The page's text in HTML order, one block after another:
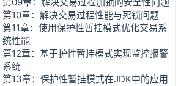
第10章：解决交易过程性能与死锁问题
第11章：使用保护性暂挂模式优化交易系
统性能
第12章：基于护性暂挂模式实现监控报警
系统
第13章：保护性暂挂模式在JDK中的应用